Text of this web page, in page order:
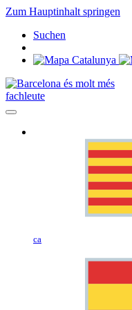
Zum Hauptinhalt springen
Suchen
fachleute
ca